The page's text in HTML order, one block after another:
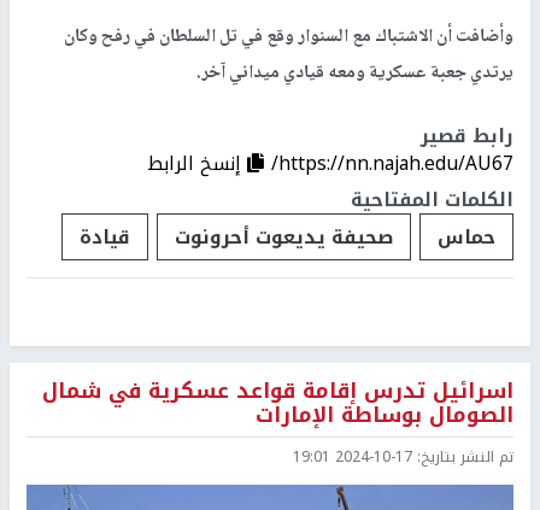
وأضافت أن الاشتباك مع السنوار وقع في تل السلطان في رفح وكان
يرتدي جعبة عسكرية ومعه قيادي ميداني آخر.
رابط قصير
https://nn.najah.edu/AU67/
إنسخ الرابط
الكلمات المفتاحية
حماس
صحيفة يديعوت أحرونوت قيادة
اسرائيل تدرس إقامة قواعد عسكرية في شمال
الصومال بوساطة الإمارات
تم النشر بتاريخ: 2024-10-17 19:01